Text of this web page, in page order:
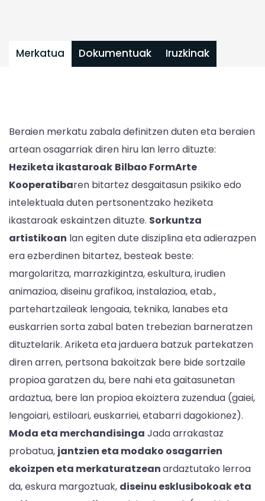
Merkatua Dokumentuak Iruzkinak
Beraien merkatu zabala definitzen duten eta beraien
artean osagarriak diren hiru lan lerro dituzte:
Heziketa ikastaroak Bilbao FormArte
Kooperatibaren bitartez desgaitasun psikiko edo
intelektuala duten pertsonentzako heziketa
ikastaroak eskaintzen dituzte. Sorkuntza
artistikoan lan egiten dute disziplina eta adierazpen
era ezberdinen bitartez, besteak beste:
margolaritza, marrazkigintza, eskultura, irudien
animazioa, diseinu grafikoa, instalazioa, etab.,
partehartzaileak lengoaia, teknika, lanabes eta
euskarrien sorta zabal baten trebezian barneratzen
dituztelarik. Ariketa eta jarduera batzuk partekatzen
diren arren, pertsona bakoitzak bere bide sortzaile
propioa garatzen du, bere nahi eta gaitasunetan
ardaztua, bere lan propioa ekoiztera zuzendua (gaiei,
lengoiari, estiloari, euskarriei, etabarri dagokionez).
Moda eta merchandisinga Jada arrakastaz
probatua, jantzien eta modako osagarrien
ekoizpen eta merkaturatzeanardaztutako lerroa
da, eskura margoztuak, diseinu esklusibokoak eta